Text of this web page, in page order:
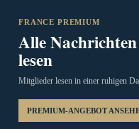
FRANCE PREMIUM
Alle
lesen
Mitglieder lesen in einer ruhigen
PREMIUM-ANGEBOT